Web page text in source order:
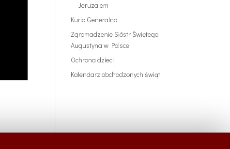
Jeruzalem
Kuria Generalna
Zgromadzenie Sióstr Świętego
Augustyna w Polsce
Ochrona dzieci
Kalendarz obchodzonych świąt